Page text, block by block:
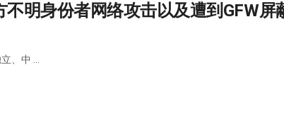
明身份者网络攻击以及遭到GFW屏
、中 ...